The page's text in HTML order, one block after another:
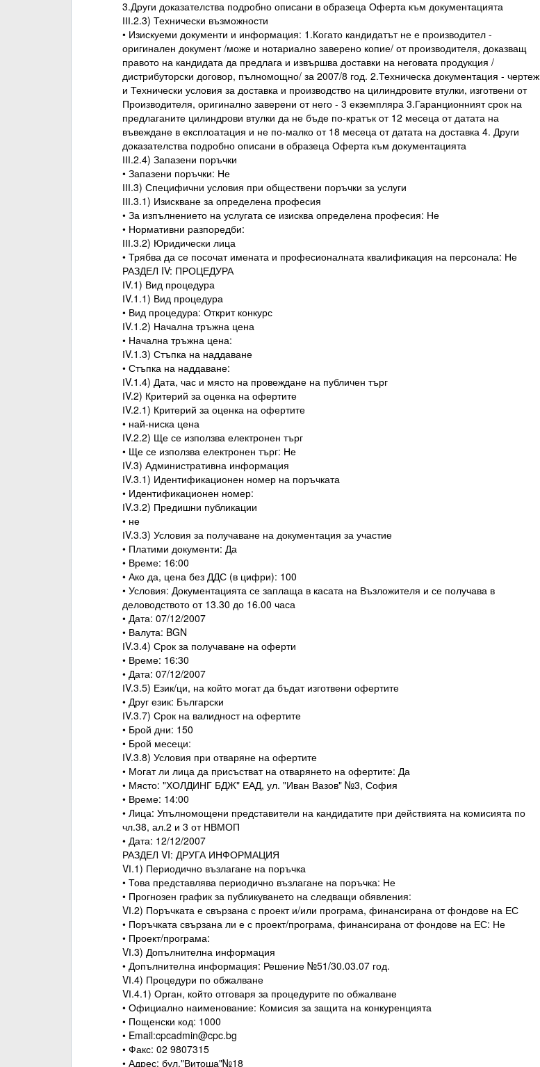
3.Други доказателства подробно описани в образеца Оферта към документацията
ІІІ.2.3) Технически възможности
• Изискуеми документи и информация: 1.Когато кандидатът не е производител -
оригинален документ /може и нотариално заверено копие/ от производителя, доказващ
правото на кандидата да предлага и извършва доставки на неговата продукция /
дистрибуторски договор, пълномощно/ за 2007/8 год. 2.Техническа документация - чертеж
и Технически условия за доставка и производство на цилиндровите втулки, изготвени от
Производителя, оригинално заверени от него - 3 екземпляра 3.Гаранционният срок на
предлаганите цилиндрови втулки да не бъде по-кратък от 12 месеца от датата на
въвеждане в експлоатация и не по-малко от 18 месеца от датата на доставка 4. Други
доказателства подробно описани в образеца Оферта към документацията
ІІІ.2.4) Запазени поръчки
• Запазени поръчки: Не
ІІІ.3) Специфични условия при обществени поръчки за услуги
ІІІ.3.1) Изискване за определена професия
• За изпълнението на услугата се изисква определена професия: Не
• Нормативни разпоредби:
ІІІ.3.2) Юридически лица
• Трябва да се посочат имената и професионалната квалификация на персонала: Не
РАЗДЕЛ IV: ПРОЦЕДУРА
ІV.1) Вид процедура
ІV.1.1) Вид процедура
• Вид процедура: Открит конкурс
ІV.1.2) Начална тръжна цена
• Начална тръжна цена:
ІV.1.3) Стъпка на наддаване
• Стъпка на наддаване:
ІV.1.4) Дата, час и място на провеждане на публичен търг
ІV.2) Критерий за оценка на офертите
ІV.2.1) Критерий за оценка на офертите
• най-ниска цена
ІV.2.2) Ще се използва електронен търг
• Ще се използва електронен търг: Не
ІV.3) Административна информация
ІV.3.1) Идентификационен номер на поръчката
• Идентификационен номер:
ІV.3.2) Предишни публикации
• не
ІV.3.3) Условия за получаване на документация за участие
• Платими документи: Да
• Време: 16:00
• Ако да, цена без ДДС (в цифри): 100
• Условия: Документацията се заплаща в касата на Възложителя и се получава в
деловодството от 13.30 до 16.00 часа
• Дата: 07/12/2007
• Валута: BGN
ІV.3.4) Срок за получаване на оферти
• Време: 16:30
• Дата: 07/12/2007
ІV.3.5) Език/ци, на който могат да бъдат изготвени офертите
• Друг език: Български
ІV.3.7) Срок на валидност на офертите
• Брой дни: 150
• Брой месеци:
ІV.3.8) Условия при отваряне на офертите
• Могат ли лица да присъстват на отварянето на офертите: Да
• Място: "ХОЛДИНГ БДЖ" ЕАД, ул. "Иван Вазов" №3, София
• Време: 14:00
• Лица: Упълномощени представители на кандидатите при действията на комисията по
чл.38, ал.2 и 3 от НВМОП
• Дата: 12/12/2007
РАЗДЕЛ VI: ДРУГА ИНФОРМАЦИЯ
VІ.1) Периодично възлагане на поръчка
• Това представлява периодично възлагане на поръчка: Не
• Прогнозен график за публикуването на следващи обявления:
VІ.2) Поръчката е свързана с проект и/или програма, финансирана от фондове на ЕС
• Поръчката свързана ли е с проект/програма, финансирана от фондове на ЕС: Не
• Проект/програма:
VІ.3) Допълнителна информация
• Допълнителна информация: Решение №51/30.03.07 год.
VІ.4) Процедури по обжалване
VІ.4.1) Орган, който отговаря за процедурите по обжалване
• Официално наименование: Комисия за защита на конкуренцията
• Пощенски код: 1000
• Email:cpcadmin@cpc.bg
• Факс: 02 9807315
• Адрес: бул."Витоша"№18